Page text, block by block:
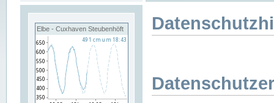
Elbe - Cuxhaven Steubenhöft